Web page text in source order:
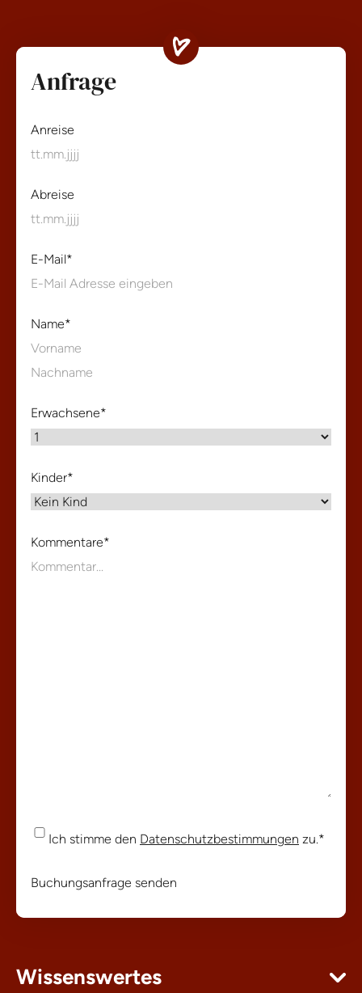
Wissenswertes
Anfrage
Anreise
Abreise
E-Mail*
Name*
Vorname
Erwachsene*
Kinder*
Kommentare*
Einwilligung *
Ich stimme den Datenschutzbestimmungen zu.*
Buchungsanfrage senden